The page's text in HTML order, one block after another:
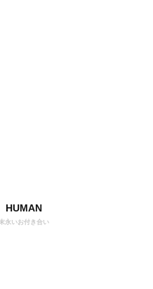
HUMAN
永いお付き合い